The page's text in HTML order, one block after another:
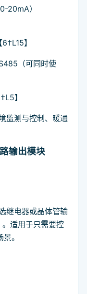
20mA）
】
（可同时使
】
监测与控制、暖通
输出模块
选继电器或晶体管输
适用于只需要控
。